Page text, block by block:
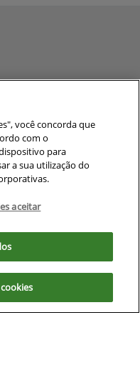
0009-69
a navegação e visita você
você concorda que
com o
para
a sua utilização do
aceitar